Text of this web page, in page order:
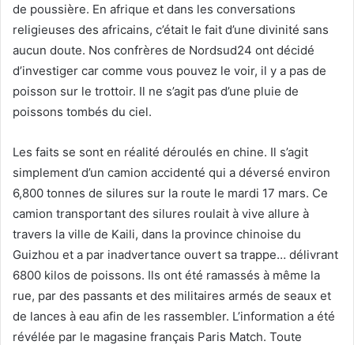
de poussière. En afrique et dans les conversations
religieuses des africains, c’était le fait d’une divinité sans
aucun doute. Nos confrères de Nordsud24 ont décidé
d’investiger car comme vous pouvez le voir, il y a pas de
poisson sur le trottoir. Il ne s’agit pas d’une pluie de
poissons tombés du ciel.
Les faits se sont en réalité déroulés en chine. Il s’agit
simplement d’un camion accidenté qui a déversé environ
6,800 tonnes de silures sur la route le mardi 17 mars. Ce
camion transportant des silures roulait à vive allure à
travers la ville de Kaili, dans la province chinoise du
Guizhou et a par inadvertance ouvert sa trappe… délivrant
6800 kilos de poissons. Ils ont été ramassés à même la
rue, par des passants et des militaires armés de seaux et
de lances à eau afin de les rassembler. L’information a été
révélée par le magasine français Paris Match. Toute